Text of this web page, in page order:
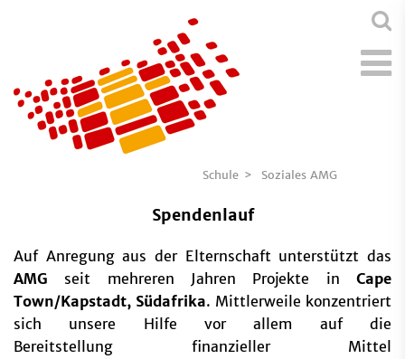
Schule Soziales AMG
Spendenlauf
Auf Anregung aus der Elternschaft unterstützt das
AMG seit mehreren Jahren Projekte in Cape
Town/Kapstadt, Südafrika. Mittlerweile konzentriert
sich unsere Hilfe vor allem auf die
Bereitstellung finanzieller Mittel